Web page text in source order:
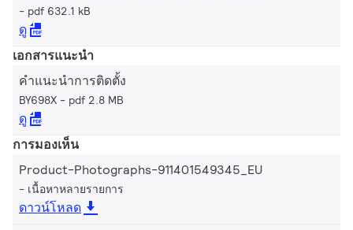
pdf 632.1 kB
ดู
เอกสารแนะนำ
คำแนะนำการติดตั้ง
BY698X pdf 2.8 MB
ดู
การมองเห็น
Product-Photographs-911401549345_EU
เนื้อหาหลายรายการ
ดาวน์โหลด